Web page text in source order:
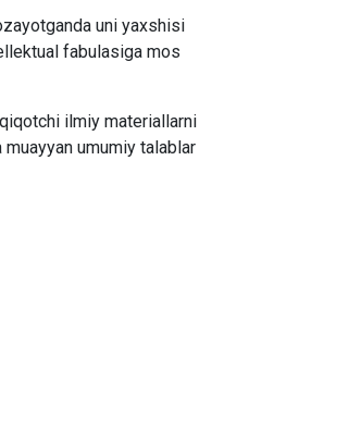
uni yaxshisi
fabulasiga mos
ilmiy materiallarni
umumiy talablar